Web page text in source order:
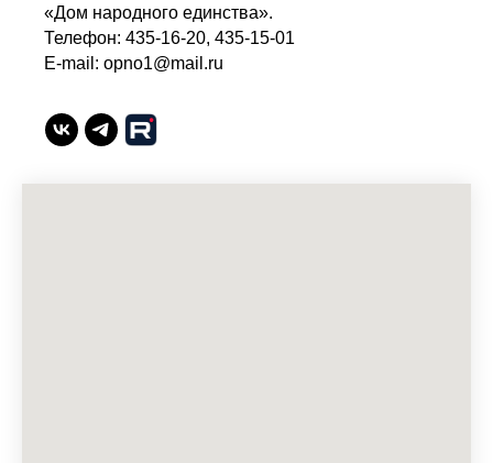
«Дом народного единства».
Телефон: 435-16-20, 435-15-01
E-mail: opno1@mail.ru